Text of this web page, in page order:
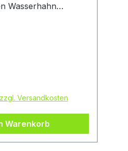
Wasserhahn
Beachten Sie
Deutschland
Str. 40, 89079
Versandkosten
Warenkorb